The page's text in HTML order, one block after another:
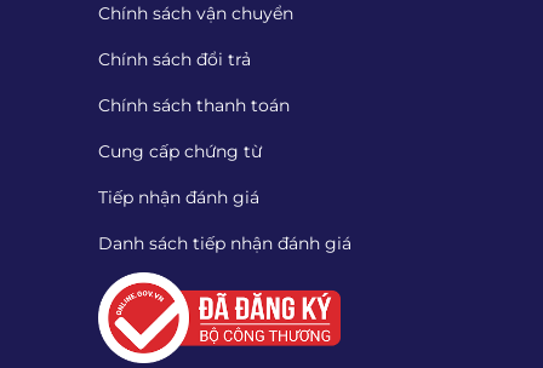
Chính sách vận chuyển
Chính sách đổi trả
Chính sách thanh toán
Cung cấp chứng từ
Tiếp nhận đánh giá
Danh sách tiếp nhận đánh giá